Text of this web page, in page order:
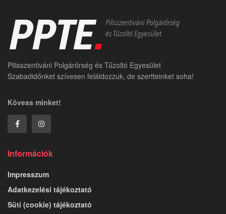
Pilisszentiváni Polgárőrség és Tűzoltó Egyesület
Szabadidőnket szívesen feláldozzuk, de szertteinket soha!
Kövess minket!
Információk
Impresszum
Adatkezelési tájékoztató
Süti (cookie) tájékoztató